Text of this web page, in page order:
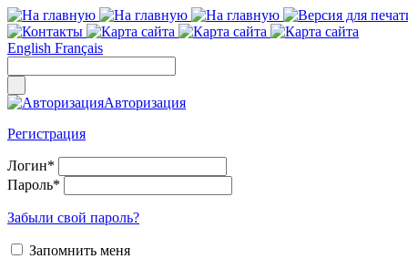
English Français
Авторизация
Регистрация
Логин*
Пароль*
Забыли свой пароль?
Запомнить меня